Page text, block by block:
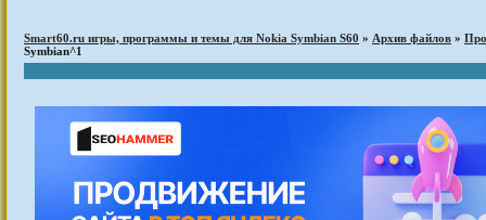
Smart60.ru игры, программы и темы для Nokia Symbian S60 » Архив файлов »
Symbian^1